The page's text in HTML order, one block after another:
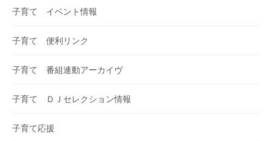
子育て イベント情報
子育て 便利リンク
子育て 番組連動アーカイヴ
子育て ＤＪセレクション情報
子育て応援